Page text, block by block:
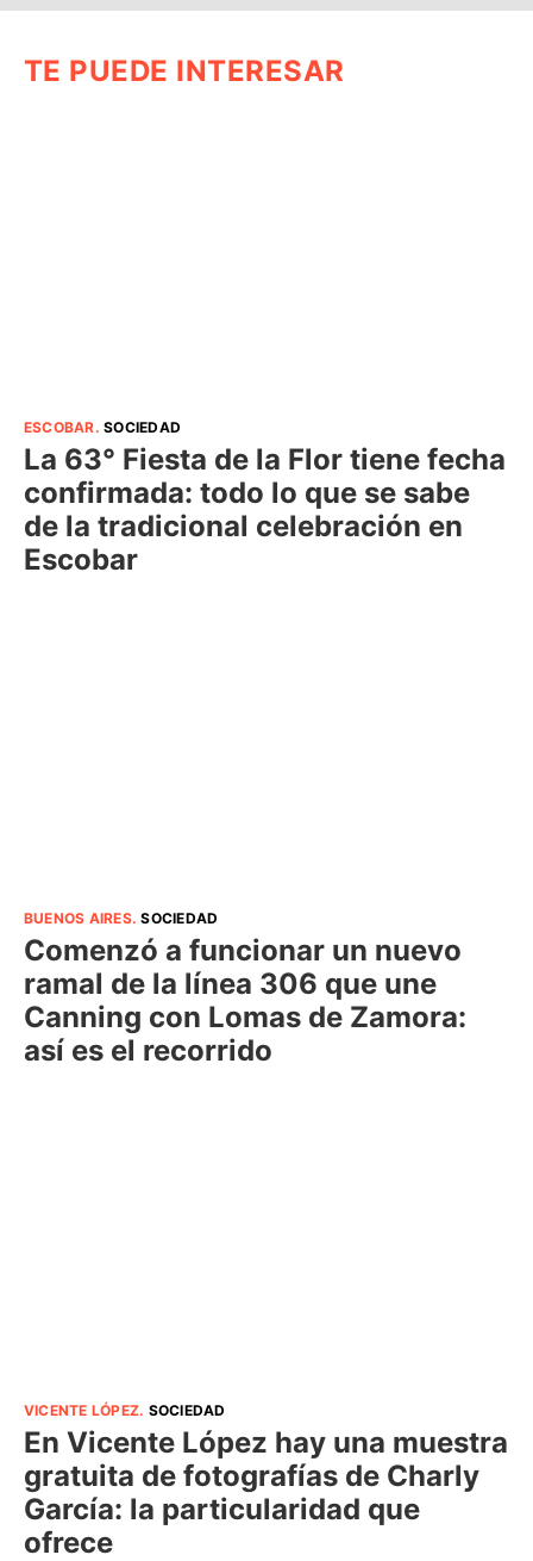
TE PUEDE INTERESAR
ESCOBAR.SOCIEDAD
La 63° Fiesta de la Flor tiene fecha
confirmada: todo lo que se sabe
de la tradicional celebración en
Escobar
BUENOS AIRES.SOCIEDAD
Comenzó a funcionar un nuevo
ramal de la línea 306 que une
Canning con Lomas de Zamora:
así es el recorrido
VICENTE LÓPEZ. SOCIEDAD
En Vicente López hay una muestra
gratuita de fotografías de Charly
García: la particularidad que
ofrece